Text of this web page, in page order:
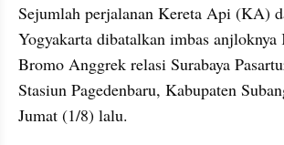
Sejumlah perjalanan Kereta Api (KA)
Yogyakarta dibatalkan imbas
Bromo Anggrek relasi Surabaya
Stasiun Pagedenbaru, Kabupaten
Jumat (1/8) lalu.